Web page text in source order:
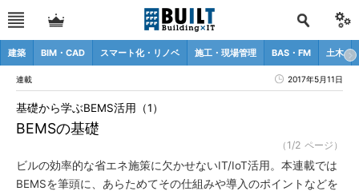
建築 BIM・CAD スマート化・リノベ 施工・現場管理 BAS・FM 土木
連載 2017年5月11日
BEMSの基礎
基礎から学ぶBEMS活用（1）
（1/2 ページ）
ビルの効率的な省エネ施策に欠かせないIT/IoT活用。本連載では
BEMSを筆頭に、あらためてその仕組みや導入のポイントなどを